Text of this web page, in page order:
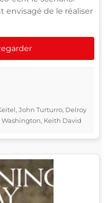
envisagé de le réaliser
John Turturro, Delroy
Keith David